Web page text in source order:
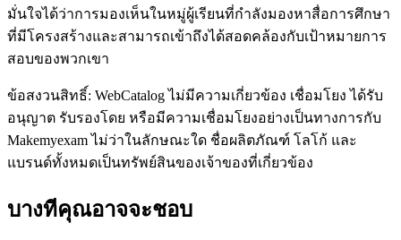
มั่นใจได้ว่าการมองเห็นในหมู่ผู้เรียนที่กำลังมองหาสื่อการศึกษา
ที่มีโครงสร้างและสามารถเข้าถึงได้สอดคล้องกับเป้าหมายการ
สอบของพวกเขา
ข้อสงวนสิทธิ์: WebCatalog ไม่มีความเกี่ยวข้อง เชื่อมโยง ได้รับ
อนุญาต รับรองโดย หรือมีความเชื่อมโยงอย่างเป็นทางการกับ
Makemyexam ไม่ว่าในลักษณะใด ชื่อผลิตภัณฑ์ โลโก้ และ
แบรนด์ทั้งหมดเป็นทรัพย์สินของเจ้าของที่เกี่ยวข้อง
บางทีคุณอาจจะชอบ